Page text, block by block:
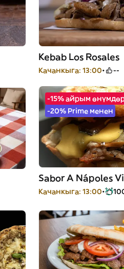
Kebab Los Rosales
Качанкыга: 13:00 --
-15% айрым
-20% Prime менен
Sabor A Nápoles
Качанкыга: 13:00